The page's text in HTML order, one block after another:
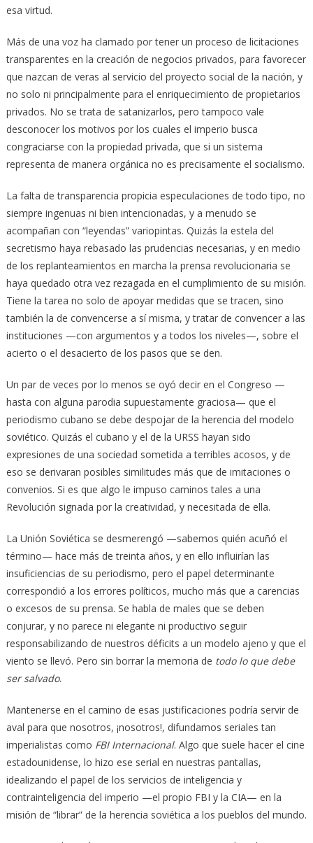
esa virtud.
Más de una voz ha clamado por tener un proceso de licitaciones
transparentes en la creación de negocios privados, para favorecer
que nazcan de veras al servicio del proyecto social de la nación, y
no solo ni principalmente para el enriquecimiento de propietarios
privados. No se trata de satanizarlos, pero tampoco vale
desconocer los motivos por los cuales el imperio busca
congraciarse con la propiedad privada, que si un sistema
representa de manera orgánica no es precisamente el socialismo.
La falta de transparencia propicia especulaciones de todo tipo, no
siempre ingenuas ni bien intencionadas, y a menudo se
acompañan con “leyendas” variopintas. Quizás la estela del
secretismo haya rebasado las prudencias necesarias, y en medio
de los replanteamientos en marcha la prensa revolucionaria se
haya quedado otra vez rezagada en el cumplimiento de su misión.
Tiene la tarea no solo de apoyar medidas que se tracen, sino
también la de convencerse a sí misma, y tratar de convencer a las
instituciones —con argumentos y a todos los niveles—, sobre el
acierto o el desacierto de los pasos que se den.
Un par de veces por lo menos se oyó decir en el Congreso —
hasta con alguna parodia supuestamente graciosa— que el
periodismo cubano se debe despojar de la herencia del modelo
soviético. Quizás el cubano y el de la URSS hayan sido
expresiones de una sociedad sometida a terribles acosos, y de
eso se derivaran posibles similitudes más que de imitaciones o
convenios. Si es que algo le impuso caminos tales a una
Revolución signada por la creatividad, y necesitada de ella.
La Unión Soviética se desmerengó —sabemos quién acuñó el
término— hace más de treinta años, y en ello influirían las
insuficiencias de su periodismo, pero el papel determinante
correspondió a los errores políticos, mucho más que a carencias
o excesos de su prensa. Se habla de males que se deben
conjurar, y no parece ni elegante ni productivo seguir
responsabilizando de nuestros déficits a un modelo ajeno y que el
viento se llevó. Pero sin borrar la memoria de todo lo que debe
ser salvado.
Mantenerse en el camino de esas justificaciones podría servir de
aval para que nosotros, ¡nosotros!, difundamos seriales tan
imperialistas como FBI Internacional. Algo que suele hacer el cine
estadounidense, lo hizo ese serial en nuestras pantallas,
idealizando el papel de los servicios de inteligencia y
contrainteligencia del imperio —el propio FBI y la CIA— en la
misión de “librar” de la herencia soviética a los pueblos del mundo.